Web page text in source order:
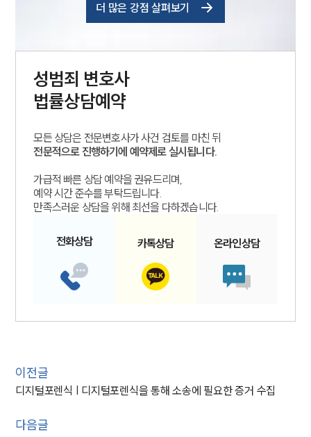
더 많은 강점 살펴보기
성범죄 변호사
법률상담예약
모든 상담은 전문변호사가 사건 검토를 마친 뒤
전문적으로 진행하기에 예약제로 실시됩니다.
가급적 빠른 상담 예약을 권유드리며,
예약 시간 준수를 부탁드립니다.
만족스러운 상담을 위해 최선을 다하겠습니다.
전화상담 카톡상담 온라인상담
이전글
디지털포렌식 | 디지털포렌식을 통해 소송에 필요한 증거 수집
다음글